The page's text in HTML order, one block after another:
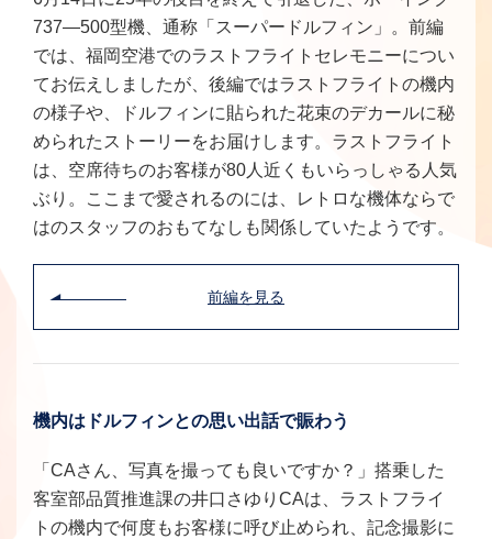
737―500型機、通称「スーパードルフィン」。前編
では、福岡空港でのラストフライトセレモニーについ
てお伝えしましたが、後編ではラストフライトの機内
の様子や、ドルフィンに貼られた花束のデカールに秘
められたストーリーをお届けします。ラストフライト
は、空席待ちのお客様が80人近くもいらっしゃる人気
ぶり。ここまで愛されるのには、レトロな機体ならで
はのスタッフのおもてなしも関係していたようです。
前編を見る
機内はドルフィンとの思い出話で賑わう
「CAさん、写真を撮っても良いですか？」搭乗した
客室部品質推進課の井口さゆりCAは、ラストフライ
トの機内で何度もお客様に呼び止められ、記念撮影に